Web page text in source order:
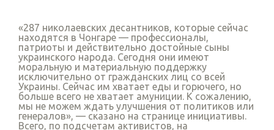
«287 николаевских десантников, которые сейчас
находятся в Чонгаре — профессионалы,
патриоты и действительно достойные сыны
украинского народа. Сегодня они имеют
моральную и материальную поддержку
исключительно от гражданских лиц со всей
Украины. Сейчас им хватает еды и горючего, но
больше всего не хватает амуниции. К сожалению,
мы не можем ждать улучшения от политиков или
генералов», — сказано на странице инициативы.
Всего, по подсчетам активистов, на